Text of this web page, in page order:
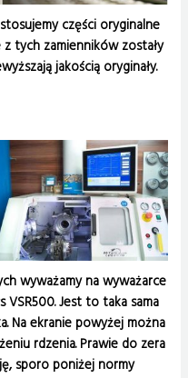
części oryginalne
tych zamienników zostały
jakością oryginały.
wyważamy na wyważarce
Jest to taka sama
Na ekranie powyżej można
rdzenia. Prawie do zera
sporo poniżej normy